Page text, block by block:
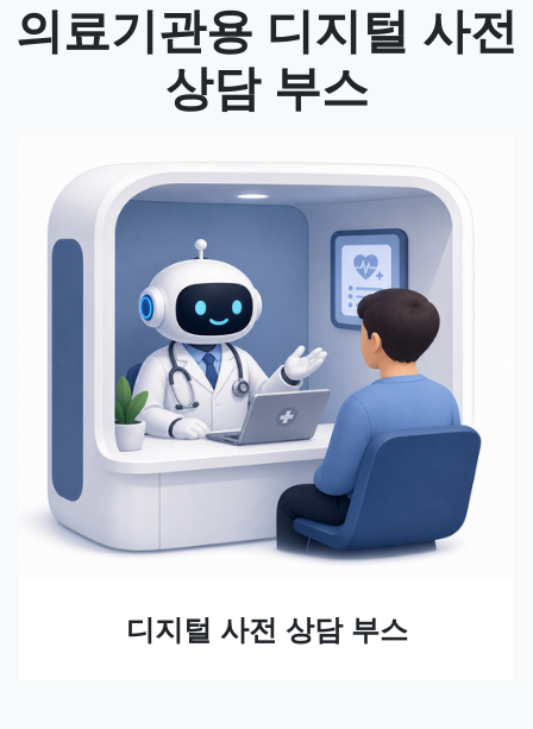
의료기관용 디지털 사전
상담 부스
디지털 사전 상담 부스